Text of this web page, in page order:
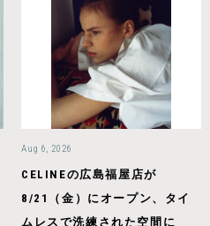
Aug 6, 2026
CELINEの広島福屋店が
8/21（金）にオープン、タイ
ムレスで洗練された空間に